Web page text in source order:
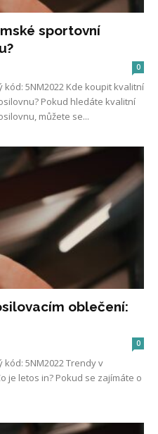
sportovní
0
kód: 5NM2022 Kde koupit kvalitní
Pokud hledáte kvalitní
můžete se...
oblečení:
0
kód: 5NM2022 Trendy v
je letos in? Pokud se zajímáte o